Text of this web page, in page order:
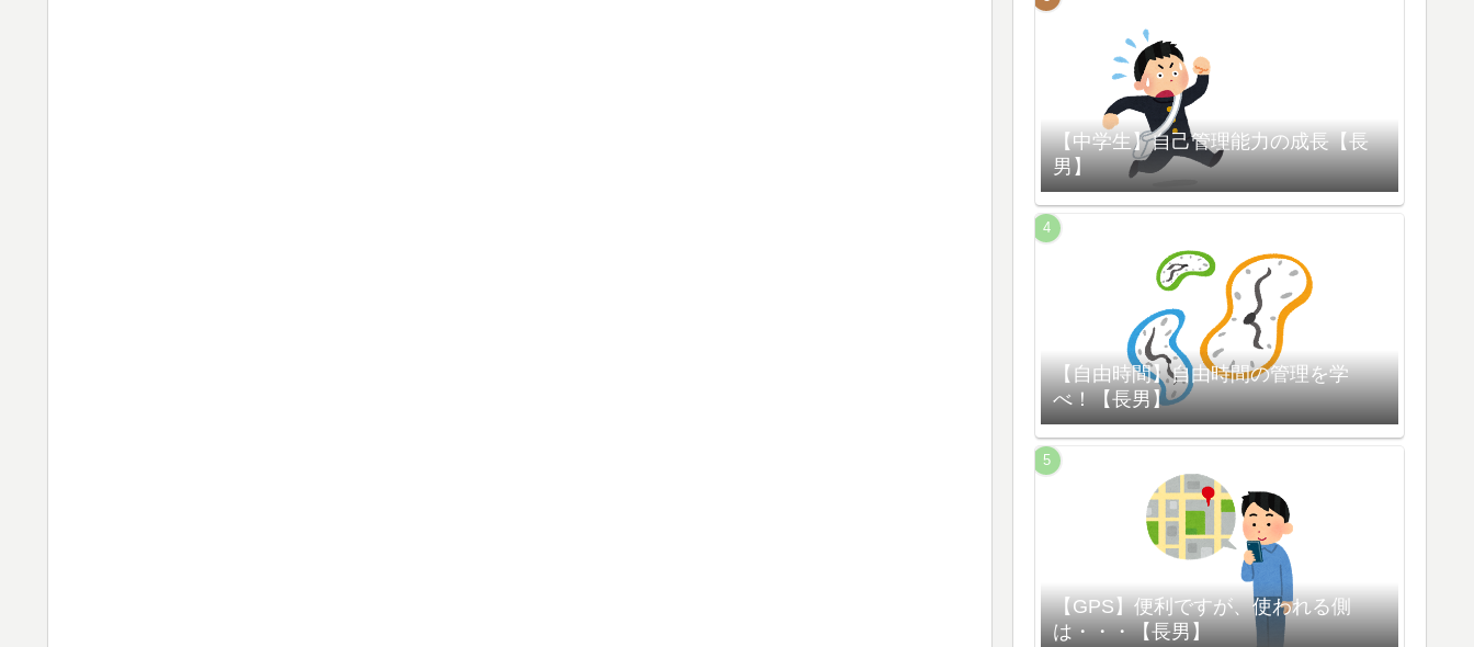
【中学生】自己管理能力の成長【長
男】
【自由時間】自由時間の管理を学
べ！【長男】
【GPS】便利ですが、使われる側
は・・・【長男】